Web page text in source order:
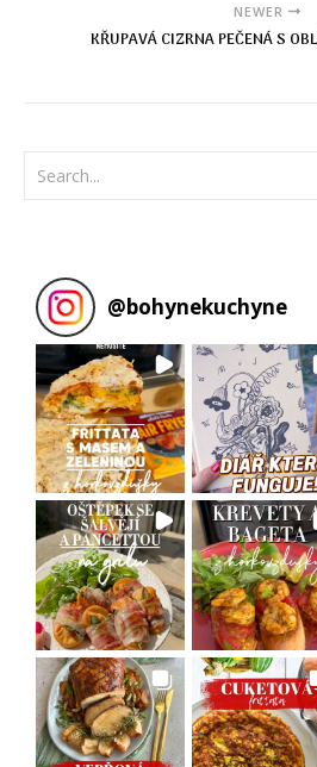
NEWER
KŘUPAVÁ CIZRNA PEČENÁ S
@bohynekuchyne